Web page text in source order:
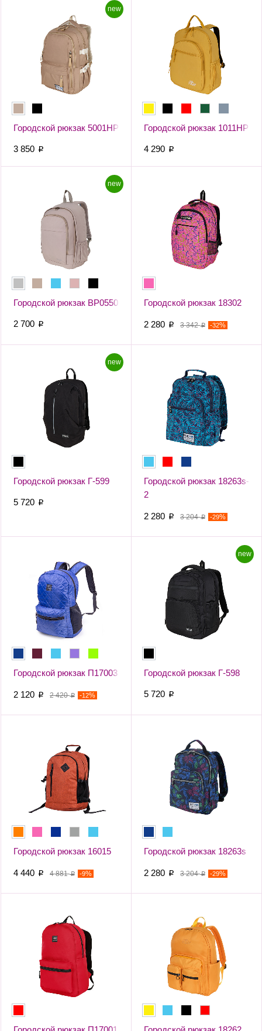
new
Городской рюкзак 5001НР
3 850 p
Городской рюкзак 1011НР
4 290 p
new
Городской рюкзак ВР0550
2 700 p
Городской рюкзак 18302
-32%
3 342p
2 280 p
new
Городской рюкзак Г-599
5 720 p
Городской рюкзак 18263s-
2
-29%
3 204p
2 280 p
Городской рюкзак П17003
-12%
2 420p
2 120 p
new
Городской рюкзак Г-598
5 720 p
Городской рюкзак 16015
-9%
4 881p
4 440 p
Городской рюкзак 18263s
-29%
3 204p
2 280 p